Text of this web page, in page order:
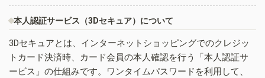
本人認証サービス（3Dセキュア）について
3Dセキュアとは、インターネットショッピングでのクレジッ
トカード決済時、カード会員の本人確認を行う「本人認証サ
ービス」の仕組みです。ワンタイムパスワードを利用して、